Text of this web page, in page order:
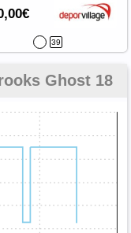
39
Ghost 18